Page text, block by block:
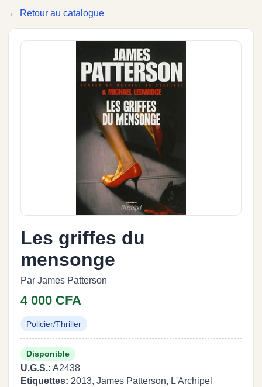
← Retour au catalogue
Les griffes du
mensonge
Par James Patterson
4 000 CFA
Policier/Thriller
Disponible
U.G.S.: A2438
Etiquettes: 2013, James Patterson, L'Archipel